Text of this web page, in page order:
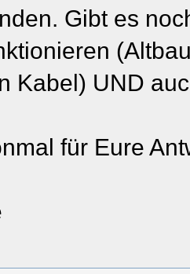
Gibt es
Kabel) UND
für Eure